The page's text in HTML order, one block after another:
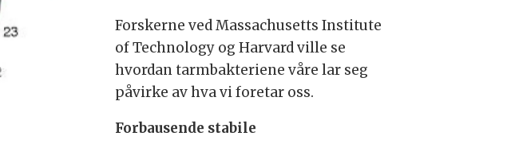
Forskerne ved Massachusetts Institute
of Technology og Harvard ville se
hvordan tarmbakteriene våre lar seg
påvirke av hva vi foretar oss.
Forbausende stabile